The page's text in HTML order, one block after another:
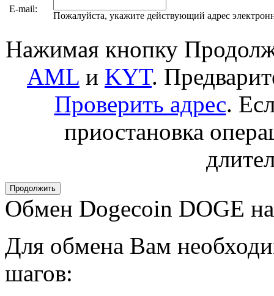
E-mail:
Пожалуйста, укажите действующий адрес
Нажимая кнопку
AML и KYT.
Проверить адрес.
приостановка
Обмен Dogecoin DOGE
Для обмена Вам
шагов: